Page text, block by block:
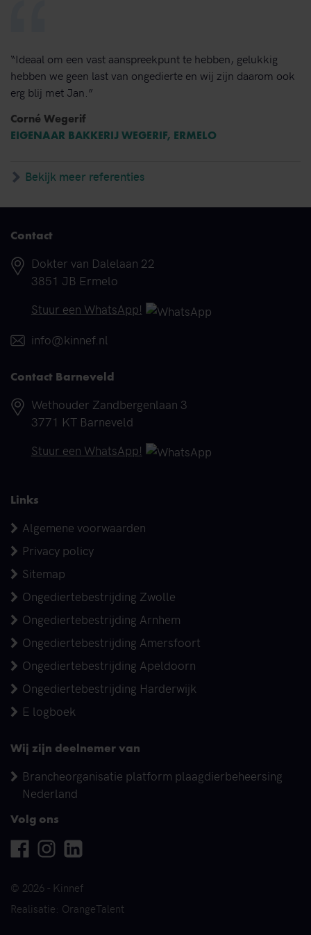
“Ideaal om een vast aanspreekpunt te hebben, gelukkig
hebben we geen last van ongedierte en wij zijn daarom ook
erg blij met Jan.”
Corné Wegerif
EIGENAAR BAKKERIJ WEGERIF, ERMELO
Bekijk meer referenties
Contact
Adres
Dokter van Dalelaan 22
3851 JB Ermelo
Telefoonnummer
Stuur een WhatsApp!
E-mail
info@kinnef.nl
Contact Barneveld
Adres
Wethouder Zandbergenlaan 3
3771 KT Barneveld
Telefoonnummer
Stuur een WhatsApp!
Links
Algemene voorwaarden
Privacy policy
Sitemap
Ongediertebestrijding Zwolle
Ongediertebestrijding Arnhem
Ongediertebestrijding Amersfoort
Ongediertebestrijding Apeldoorn
Ongediertebestrijding Harderwijk
E logboek
Wij zijn deelnemer van
Brancheorganisatie platform plaagdierbeheersing
Nederland
Volg ons
Facebook
InstagramLinkedin
© 2026 - Kinnef
Realisatie: OrangeTalent